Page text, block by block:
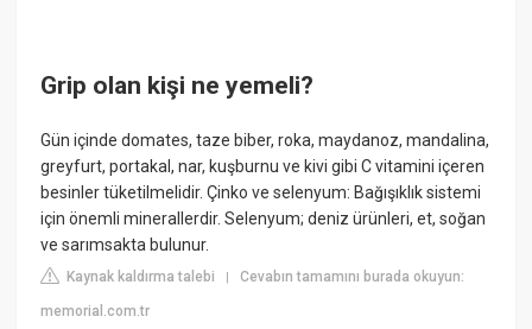
Grip olan kişi ne yemeli?
Gün içinde domates, taze biber, roka, maydanoz, mandalina,
greyfurt, portakal, nar, kuşburnu ve kivi gibi C vitamini içeren
besinler tüketilmelidir. Çinko ve selenyum: Bağışıklık sistemi
için önemli minerallerdir. Selenyum; deniz ürünleri, et, soğan
ve sarımsakta bulunur.
Kaynak kaldırma talebi |Cevabın tamamını burada okuyun:
memorial.com.tr